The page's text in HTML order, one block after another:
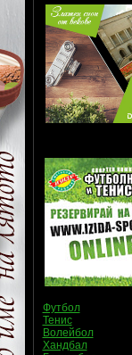
Футбол
Тенис
Волейбол
Хандбал